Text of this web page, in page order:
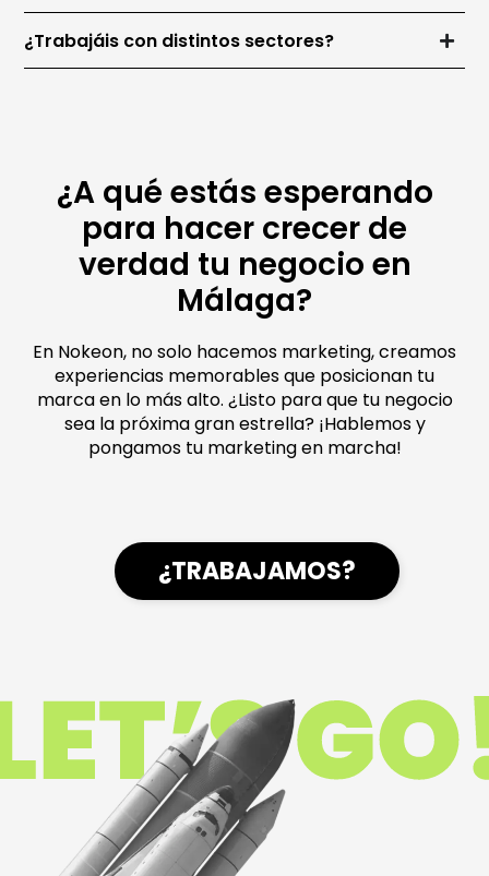
¿Trabajáis con distintos sectores?
¿A qué estás esperando
para hacer crecer de
verdad tu negocio en
Málaga?
En Nokeon, no solo hacemos marketing, creamos
experiencias memorables que posicionan tu
marca en lo más alto. ¿Listo para que tu negocio
sea la próxima gran estrella? ¡Hablemos y
pongamos tu marketing en marcha!
¿TRABAJAMOS?